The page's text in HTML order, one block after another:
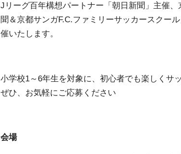
Jリーグ百年構想パートナー「朝日新聞」主催
聞＆京都サンガF.C.ファミリーサッカースクー
催いたします。
小学校1～6年生を対象に、初心者でも楽しくサ
ぜひ、お気軽にご応募ください
会場